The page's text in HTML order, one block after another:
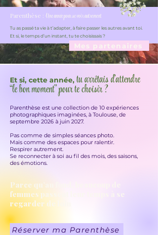
Parenthèse : Une année pour se voir autrement
Tu as passé ta vie à t’adapter, à faire passer les autres avant toi.
Et si, le temps d’un instant, tu te choisissais ?
Mes partenaires
Et si, cette année, tu arrêtais d’attendre
“le bon moment” pour te choisir ?
Parenthèse est une collection de 10 expériences
photographiques imaginées, à Toulouse, de
septembre 2026 à juin 2027.
Pas comme de simples séances photo.
Mais comme des espaces pour ralentir.
Respirer autrement.
Se reconnecter à soi au fil des mois, des saisons,
des émotions.
Parce qu’au fond, beaucoup de
femmes passent leur temps à se
regarder de loin
Réserver ma Parenthèse